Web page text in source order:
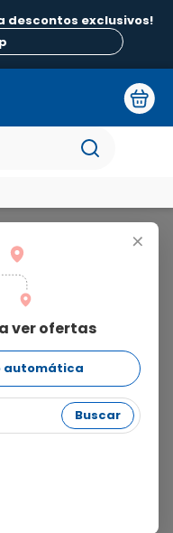
descontos exclusivos!
+
ver ofertas
automática
Buscar